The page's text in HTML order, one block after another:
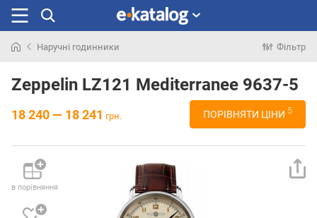
раніше
Наручні годинники Фільтр
Zeppelin LZ121 Mediterranee 9637-5
18 240 — 18 241 грн. ПОРІВНЯТИ ЦІНИ 5
в порівняння